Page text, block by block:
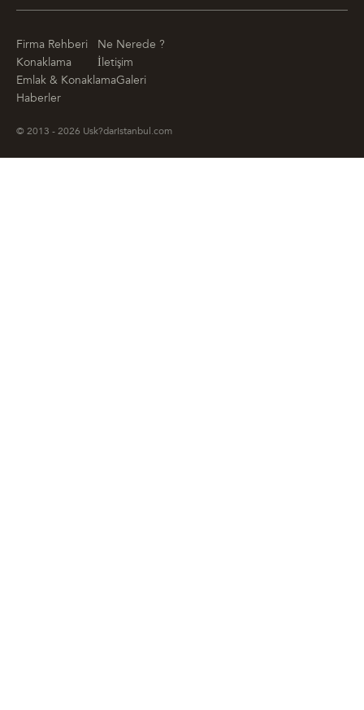
Firma Rehberi
Ne Nerede ?
Konaklama
İletişim
Emlak & KonaklamaGaleri
Haberler
© 2013 - 2026 Usk?darIstanbul.com